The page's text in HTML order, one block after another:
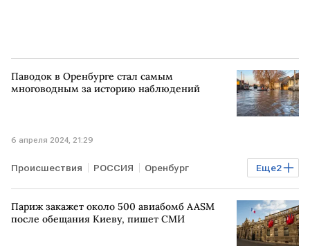
Паводок в Оренбурге стал самым
многоводным за историю наблюдений
6 апреля 2024, 21:29
Еще2
Происшествия РОССИЯ Оренбург
Оренбургская область подтопление
Париж закажет около 500 авиабомб AASM
после обещания Киеву, пишет СМИ